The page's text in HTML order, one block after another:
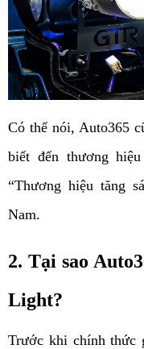
Có thể nói, Auto365
biết đến thương
“Thương hiệu tăng
Nam.
2. Tại sao
Light?
Trước khi chính thức